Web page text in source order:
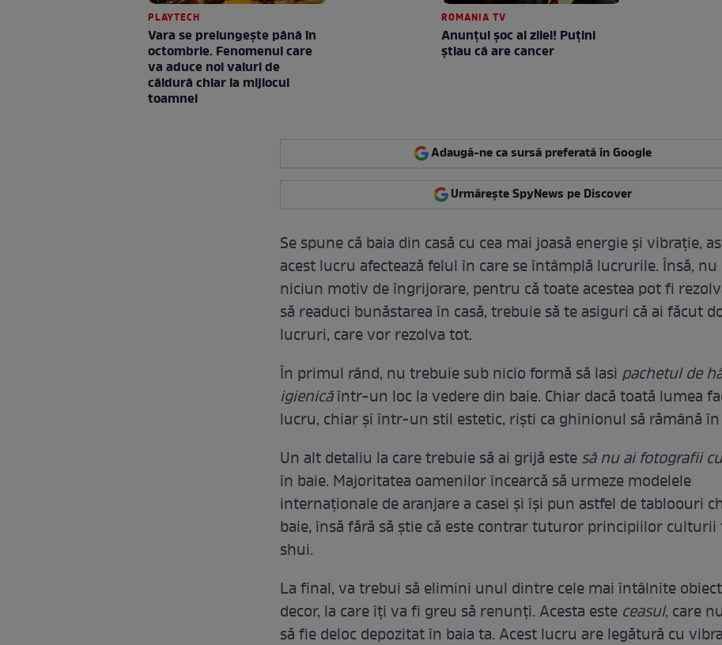
PLAYTECH
Vara se prelungeşte până în
octombrie. Fenomenul care
va aduce noi valuri de
căldură chiar la mijlocul
toamnei
ROMANIA TV
Anunţul şoc al zilei! Puţini
ştiau că are cancer
Adaugă-ne ca sursă preferată în Google
Urmărește SpyNews pe Discover
Se spune că baia din casă cu cea mai joasă energie și vibrație,
acest lucru afectează felul în care se întâmplă lucrurile. Însă, nu
niciun motiv de îngrijorare, pentru că toate acestea pot fi
să readuci bunăstarea în casă, trebuie să te asiguri că ai făcut
lucruri, care vor rezolva tot.
În primul rând, nu trebuie sub nicio formă să lasi pachetul de
igienicăîntr-un loc la vedere din baie. Chiar dacă toată lumea
lucru, chiar și într-un stil estetic, riști ca ghinionul să rămână în
Un alt detaliu la care trebuie să ai grijă estesă nu ai fotografii
în baie. Majoritatea oamenilor încearcă să urmeze modelele
internaționale de aranjare a casei și își pun astfel de tabloouri
baie, însă fără să știe că este contrar tuturor principiilor culturii
shui.
La final, va trebui să elimini unul dintre cele mai întâlnite
decor, la care îți va fi greu să renunți. Acesta este ceasul, care
să fie deloc depozitat în baia ta. Acest lucru are legătură cu